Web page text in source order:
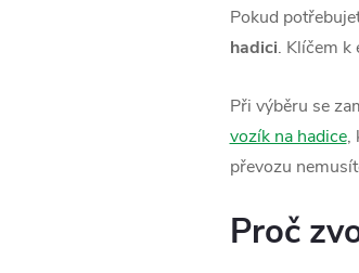
Pokud
hadici. Klíčem k
Při výběru se
vozík na hadice,
převozu
Proč